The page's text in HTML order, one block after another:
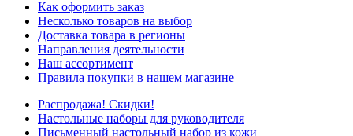
Как оформить заказ
Несколько товаров на выбор
Доставка товара в регионы
Направления деятельности
Наш ассортимент
Правила покупки в нашем магазине
Распродажа! Скидки!
Настольные наборы для руководителя
Письменный настольный набор из кожи